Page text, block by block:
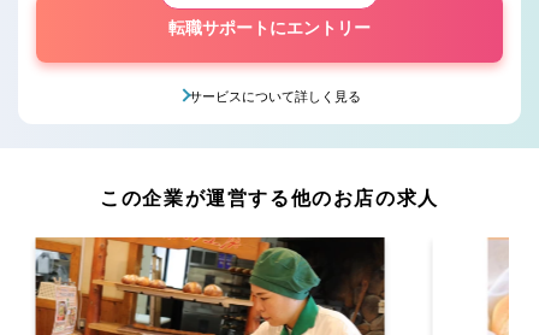
転職サポートにエントリー
サービスについて詳しく見る
この企業が運営する他のお店の求人